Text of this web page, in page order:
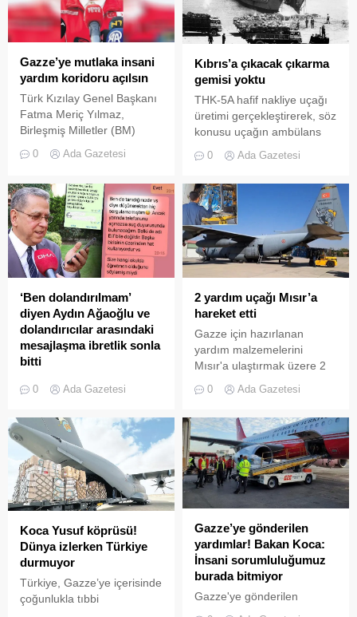
Gazze’ye mutlaka insani
yardım koridoru açılsın
Türk Kızılay Genel Başkanı
Fatma Meriç Yılmaz,
Birleşmiş Milletler (BM)
daimî üyesinin
yazarak, Gazze’ye insani
yardım koridoru açılması
için karar alınmasını
istediklerini söyledi.
0 Ada Gazetesi
Kıbrıs’a çıkacak çıkarma
gemisi yoktu
THK-5A hafif nakliye uçağı
üretimi gerçekleştirerek, söz
konusu uçağın ambülans
versiyonunu Danimarka’ya
ihraç eden Türk Hava
fabrikası MKEK’ye
devredilmiş, ancak söz
konusu fabrika daha sonra
tekstil fabrikasına
dönüştürüldü.
0 Ada Gazetesi
‘Ben dolandırılmam’
diyen Aydın Ağaoğlu ve
dolandırıcılar arasındaki
mesajlaşma ibretlik sonla
bitti
(TÜKONFED) Başkanı
maddi destek sağladığını
belirterek sosyal medya
hesabı üzerinden ulaşan
şüpheli, Ağaoğlu ile iletişime
geçti. Olayı anlatan
Ağaoğlu; "Sert kayaya
çarptı, elimde telefon
numarası var, IBAN
numarası var, hesap
sahibinin adı soyadı var, bir
de Instagram hesabı var"
dedi.
0 Ada Gazetesi
2 yardım uçağı Mısır’a
hareket etti
Gazze için hazırlanan
yardım malzemelerini
Mısır'a ulaştırmak üzere 2
açıklandı.
0 Ada Gazetesi
Koca Yusuf köprüsü!
Dünya izlerken Türkiye
durmuyor
Türkiye, Gazze’ye içerisinde
çoğunlukla tıbbi
Gazze’ye gönderilen
yardımlar! Bakan Koca:
İnsani sorumluluğumuz
burada bitmiyor
Gazze'ye gönderilen
yardımlarla ilgili açıklama